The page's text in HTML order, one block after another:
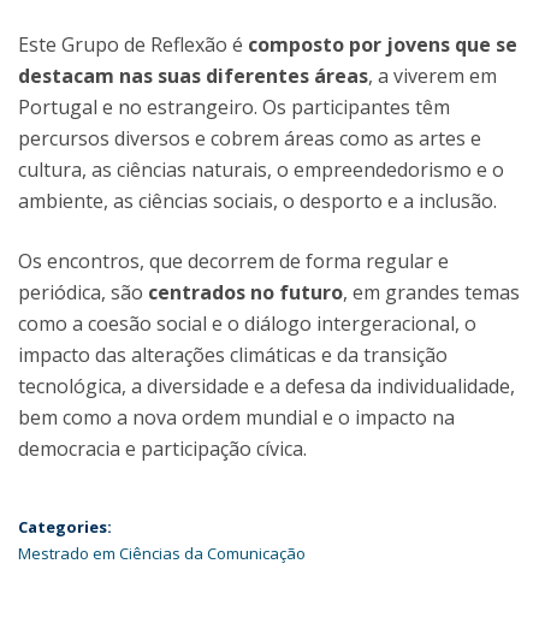
Este Grupo de Reflexão é composto por jovens que se
destacam nas suas diferentes áreas, a viverem em
Portugal e no estrangeiro. Os participantes têm
percursos diversos e cobrem áreas como as artes e
cultura, as ciências naturais, o empreendedorismo e o
ambiente, as ciências sociais, o desporto e a inclusão.
Os encontros, que decorrem de forma regular e
periódica, são centrados no futuro, em grandes temas
como a coesão social e o diálogo intergeracional, o
impacto das alterações climáticas e da transição
tecnológica, a diversidade e a defesa da individualidade,
bem como a nova ordem mundial e o impacto na
democracia e participação cívica.
Categories:
Mestrado em Ciências da Comunicação